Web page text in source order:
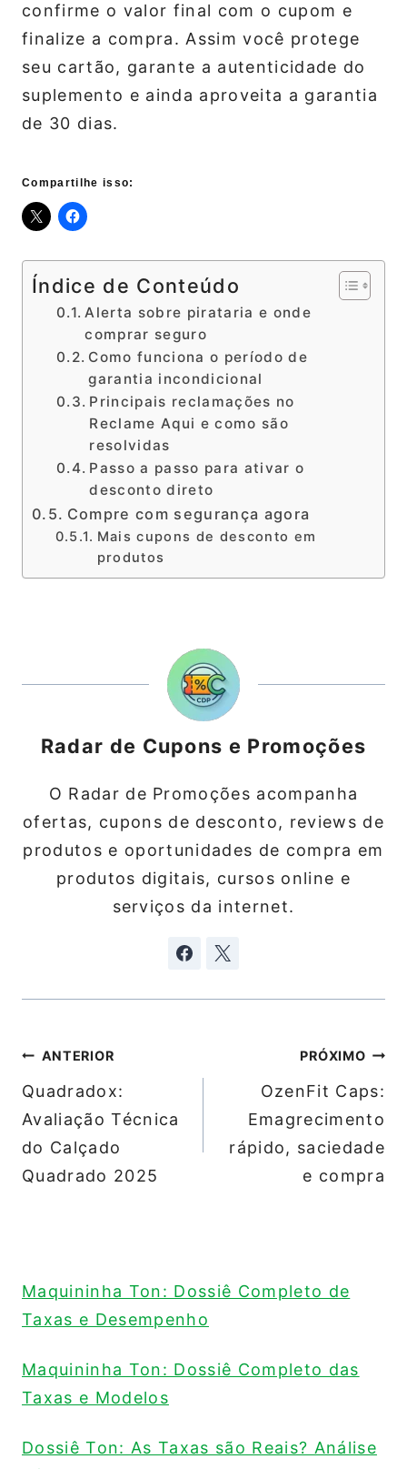
confirme o valor final com o cupom e
finalize a compra. Assim você protege
seu cartão, garante a autenticidade do
suplemento e ainda aproveita a garantia
de 30 dias.
Compartilhe isso:
Índice de Conteúdo
Alerta sobre pirataria e onde
comprar seguro
Como funciona o período de
garantia incondicional
Principais reclamações no
Reclame Aqui e como são
resolvidas
Passo a passo para ativar o
desconto direto
Compre com segurança agora
Mais cupons de desconto em
produtos
Radar de Cupons e Promoções
O Radar de Promoções acompanha
ofertas, cupons de desconto, reviews de
produtos e oportunidades de compra em
produtos digitais, cursos online e
serviços da internet.
Navegação
de
Post
ANTERIOR
Quadradox:
Avaliação Técnica
do Calçado
Quadrado 2025
PRÓXIMO
OzenFit Caps:
Emagrecimento
rápido, saciedade
e compra
Maquininha Ton: Dossiê Completo de
Taxas e Desempenho
Maquininha Ton: Dossiê Completo das
Taxas e Modelos
Dossiê Ton: As Taxas são Reais? Análise